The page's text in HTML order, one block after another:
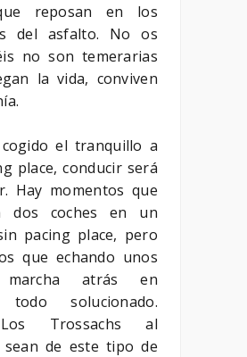
reposan en los
del asfalto. No os
no son temerarias
la vida, conviven
el tranquillo a
place, conducir será
Hay momentos que
dos coches en un
pacing place, pero
que echando unos
marcha atrás en
todo solucionado.
Trossachs al
sean de este tipo de